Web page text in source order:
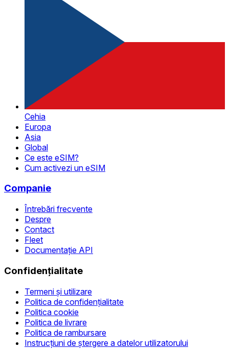
Cehia
Europa
Asia
Global
Ce este eSIM?
Cum activezi un eSIM
Companie
Întrebări frecvente
Despre
Contact
Fleet
Documentație API
Confidențialitate
Termeni și utilizare
Politica de confidențialitate
Politica cookie
Politica de livrare
Politica de rambursare
Instrucțiuni de ștergere a datelor utilizatorului